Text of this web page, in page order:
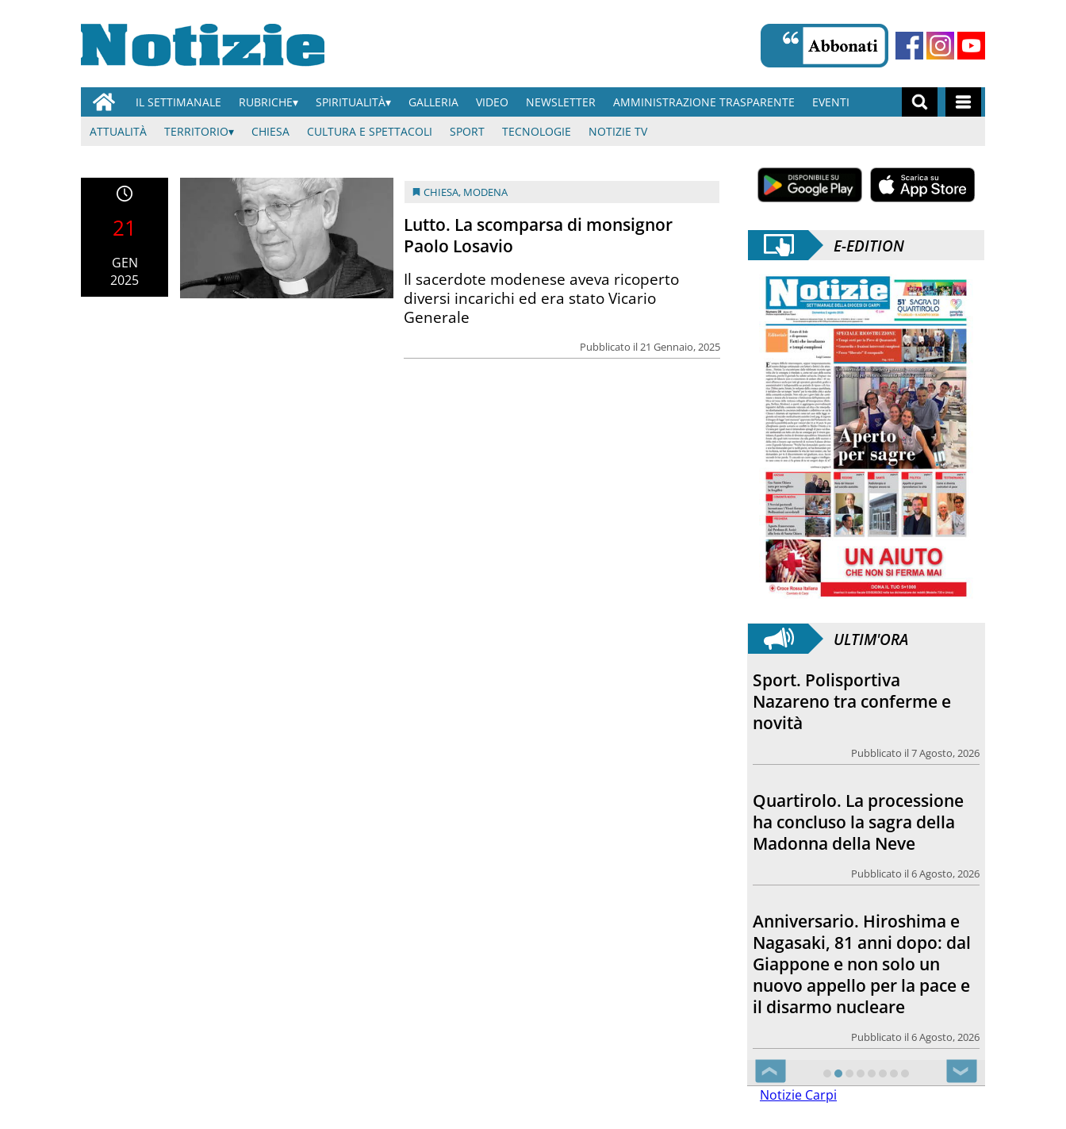
IL SETTIMANALE RUBRICHE SPIRITUALITÀ GALLERIA VIDEO NEWSLETTER AMMINISTRAZIONE TRASPARENTE
EVENTI
ATTUALITÀ
TERRITORIO CHIESA CULTURA E SPETTACOLI SPORT TECNOLOGIE NOTIZIE TV
21
GEN
2025
CHIESA, MODENA
Lutto. La scomparsa di monsignor
Paolo Losavio
Pubblicato il 21 Gennaio, 2025
Il sacerdote modenese aveva ricoperto
diversi incarichi ed era stato Vicario
Generale
E-EDITION
ULTIM'ORA
Sport. Polisportiva
Nazareno tra conferme e
novità
Pubblicato il 7 Agosto, 2026
Quartirolo. La processione
ha concluso la sagra della
Madonna della Neve
Pubblicato il 6 Agosto, 2026
Anniversario. Hiroshima e
Nagasaki, 81 anni dopo: dal
Giappone e non solo un
nuovo appello per la pace e
il disarmo nucleare
Pubblicato il 6 Agosto, 2026
❮ ❯
Notizie Carpi